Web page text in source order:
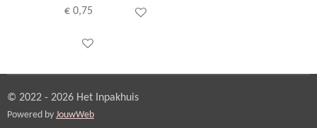
€ 0,75
In winkelwagen
In winkelwagen
© 2022 - 2026 Het Inpakhuis
Powered by JouwWeb